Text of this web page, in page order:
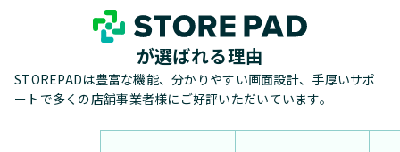
が選ばれる理由
STOREPADは豊富な機能、分かりやすい画面設計、手厚いサポ
ートで多くの店舗事業者様にご好評いただいています。